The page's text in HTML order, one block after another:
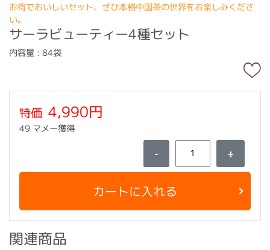
お得でおいしいセット、ぜひ本格中国茶の世界をお楽しみくださ
い。
サーラビューティー4種セット
内容量 : 84袋
特価 4,990円
49 マメー獲得
- +
カートに入れる
関連商品